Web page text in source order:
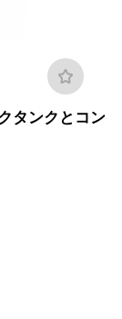
タンクとコン